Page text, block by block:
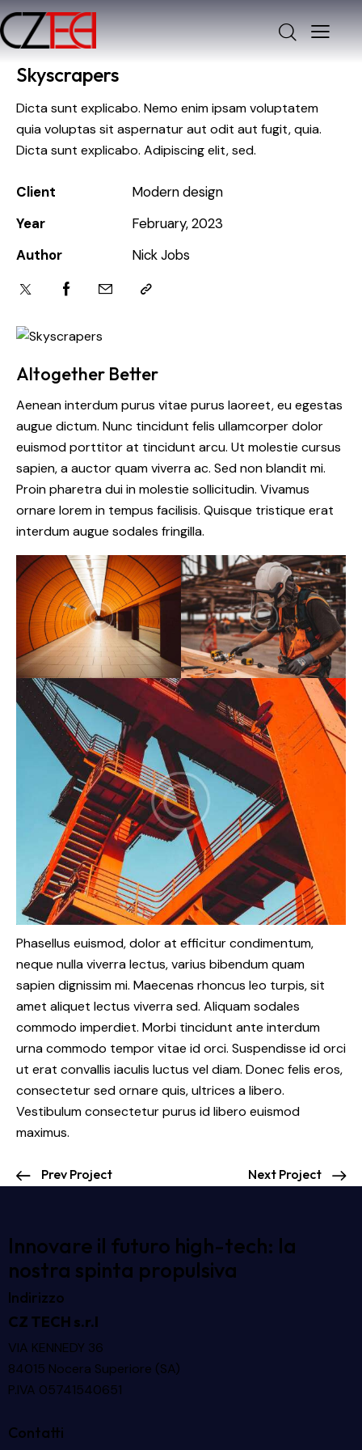
Skyscrapers
Dicta sunt explicabo. Nemo enim ipsam voluptatem
quia voluptas sit aspernatur aut odit aut fugit, quia.
Dicta sunt explicabo. Adipiscing elit, sed.
Client
Modern design
Year
February, 2023
Author
Nick Jobs
Altogether Better
Aenean interdum purus vitae purus laoreet, eu egestas
augue dictum. Nunc tincidunt felis ullamcorper dolor
euismod porttitor at tincidunt arcu. Ut molestie cursus
sapien, a auctor quam viverra ac. Sed non blandit mi.
Proin pharetra dui in molestie sollicitudin. Vivamus
ornare lorem in tempus facilisis. Quisque tristique erat
interdum augue sodales fringilla.
Phasellus euismod, dolor at efficitur condimentum,
neque nulla viverra lectus, varius bibendum quam
sapien dignissim mi. Maecenas rhoncus leo turpis, sit
amet aliquet lectus viverra sed. Aliquam sodales
commodo imperdiet. Morbi tincidunt ante interdum
urna commodo tempor vitae id orci. Suspendisse id orci
ut erat convallis iaculis luctus vel diam. Donec felis eros,
consectetur sed ornare quis, ultrices a libero.
Vestibulum consectetur purus id libero euismod
maximus.
Prev Project Next Project
Innovare il futuro high-tech: la
nostra spinta propulsiva
Indirizzo
CZ TECH s.r.l
VIA KENNEDY 36
84015 Nocera Superiore (SA)
P.IVA 05741540651
Contatti